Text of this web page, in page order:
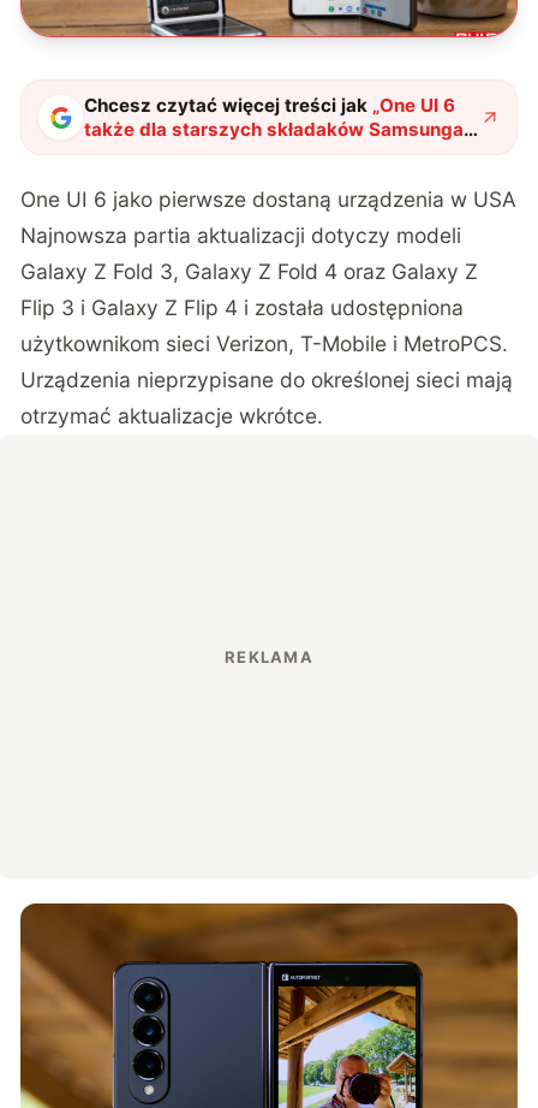
Chcesz czytać więcej treści jak „One UI 6
także dla starszych składaków Samsunga –
kiedy w Polsce?"?
One UI 6 jako pierwsze dostaną urządzenia w USA
Najnowsza partia aktualizacji dotyczy modeli
Galaxy Z Fold 3, Galaxy Z Fold 4 oraz Galaxy Z
Flip 3 i Galaxy Z Flip 4 i została udostępniona
użytkownikom sieci Verizon, T-Mobile i MetroPCS.
Urządzenia nieprzypisane do określonej sieci mają
otrzymać aktualizacje wkrótce.